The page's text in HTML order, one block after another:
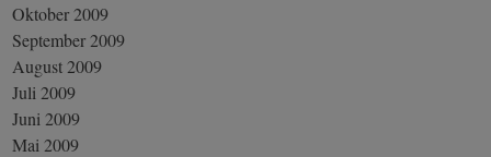
Oktober 2009
September 2009
August 2009
Juli 2009
Juni 2009
Mai 2009